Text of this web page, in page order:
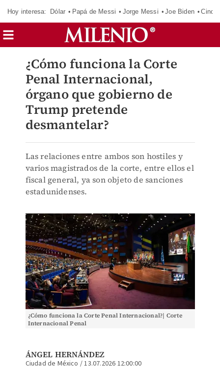
Hoy interesa: Dólar Papá de Messi Jorge Messi Joe Biden
¿Cómo funciona la Corte
Penal Internacional,
órgano que gobierno de
Trump pretende
desmantelar?
Las relaciones entre ambos son hostiles y
varios magistrados de la corte, entre ellos el
fiscal general, ya son objeto de sanciones
estadunidenses.
¿Cómo funciona la Corte Penal Internacional?| Corte
Internacional Penal
ÁNGEL HERNÁNDEZ
Ciudad de México /13.07.2026 12:00:00